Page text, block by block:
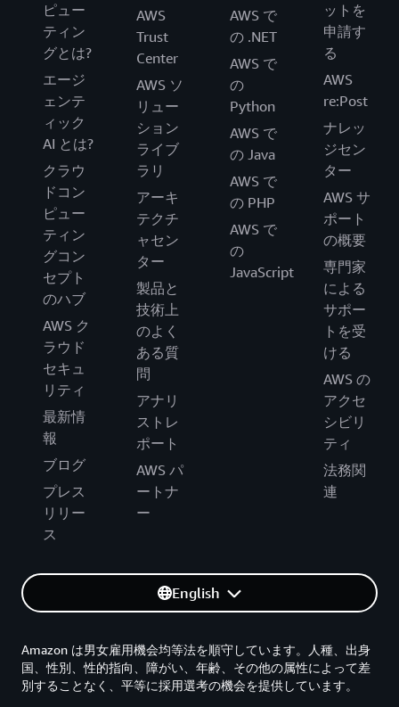
ピュー
ティン
グとは?
エージ
ェンテ
ィック
AI とは?
クラウ
ドコン
ピュー
ティン
グコン
セプト
のハブ
AWS ク
ラウド
セキュ
リティ
最新情
報
ブログ
プレス
リリー
ス
AWS
Trust
Center
AWS ソ
リュー
ション
ライブ
ラリ
アーキ
テクチ
ャセン
ター
製品と
技術上
のよく
ある質
問
アナリ
ストレ
ポート
AWS パ
ートナ
ー
AWS で
の .NET
AWS で
の
Python
AWS で
の Java
AWS で
の PHP
AWS で
の
JavaScript
ットを
申請す
る
AWS
re:Post
ナレッ
ジセン
ター
AWS サ
ポート
の概要
専門家
による
サポー
トを受
ける
AWS の
アクセ
シビリ
ティ
法務関
連
English
Amazon は男女雇用機会均等法を順守しています。人種、出身
国、性別、性的指向、障がい、年齢、その他の属性によって差
別することなく、平等に採用選考の機会を提供しています。